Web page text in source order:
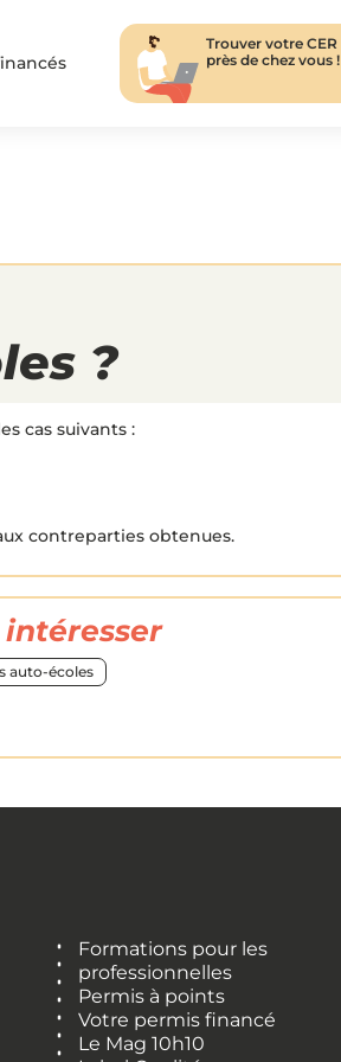
Trouver votre CER
près de chez vous !
?
cas suivants :
contreparties obtenues.
auto-écoles
Formations pour les
professionnelles
Permis à points
Votre permis financé
Le Mag 10h10